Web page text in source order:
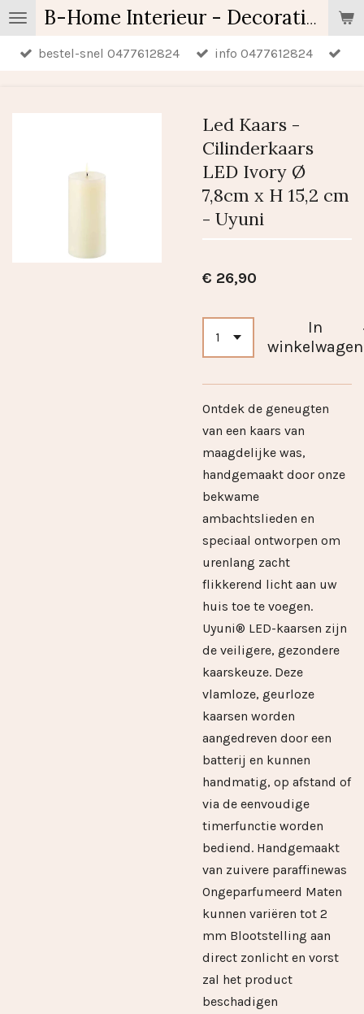
Ga
direct
naar
B-Home Interieur - Decoratie & Geschenken - Geurartikelen
bestel-snel 0477612824 info 0477612824
Led Kaars -
Cilinderkaars
LED Ivory Ø
7,8cm x H 15,2 cm
- Uyuni
€ 26,90
In
winkelwagen
Ontdek de geneugten
van een kaars van
maagdelijke was,
handgemaakt door onze
bekwame
ambachtslieden en
speciaal ontworpen om
urenlang zacht
flikkerend licht aan uw
huis toe te voegen.
Uyuni® LED-kaarsen zijn
de veiligere, gezondere
kaarskeuze. Deze
vlamloze, geurloze
kaarsen worden
aangedreven door een
batterij en kunnen
handmatig, op afstand of
via de eenvoudige
timerfunctie worden
bediend. Handgemaakt
van zuivere paraffinewas
Ongeparfumeerd Maten
kunnen variëren tot 2
mm Blootstelling aan
direct zonlicht en vorst
zal het product
beschadigen